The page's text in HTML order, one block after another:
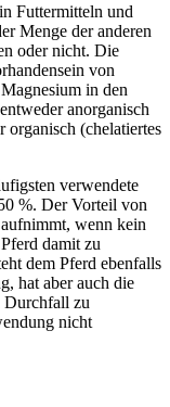
Futtermitteln und
Menge der anderen
oder nicht. Die
von
in den
anorganisch
organisch (chelatiertes
verwendete
%. Der Vorteil von
wenn kein
damit zu
dem Pferd ebenfalls
hat aber auch die
Durchfall zu
nicht